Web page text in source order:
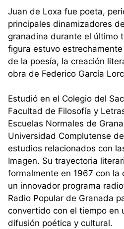
Juan de Loxa fue poeta,
principales dinamizadores
granadina durante el último
figura estuvo
de la poesía, la creación
obra de Federico García
Estudió en el Colegio del
Facultad de Filosofía y
Escuelas Normales de
Universidad Complutense
estudios relacionados con
Imagen. Su trayectoria
formalmente en 1967 con la
un innovador programa
Radio Popular de Granada
convertido con el tiempo en
difusión poética y cultural.